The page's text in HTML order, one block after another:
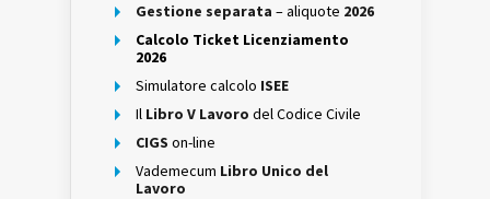
Gestione separata – aliquote 2026
Calcolo Ticket Licenziamento
2026
Simulatore calcolo ISEE
Il Libro V Lavoro del Codice Civile
CIGS on-line
Vademecum Libro Unico del
Lavoro